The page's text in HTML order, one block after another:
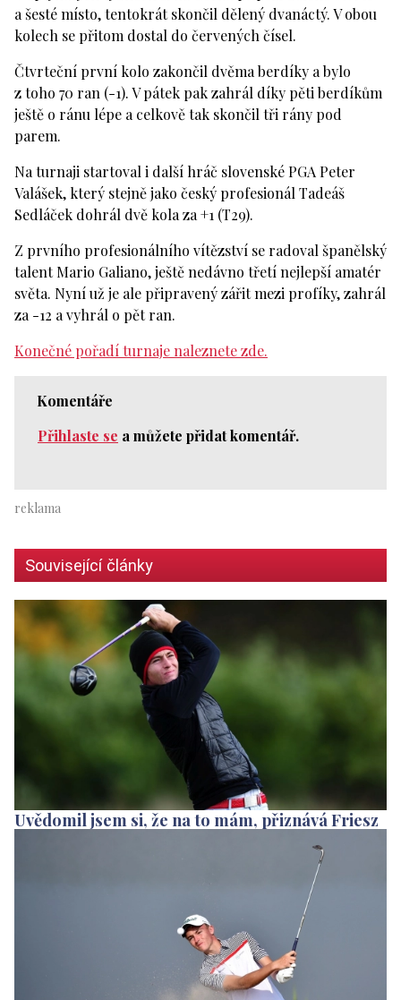
a šesté místo, tentokrát skončil dělený dvanáctý. V obou
kolech se přitom dostal do červených čísel.
Čtvrteční první kolo zakončil dvěma berdíky a bylo
z toho 70 ran (-1). V pátek pak zahrál díky pěti berdíkům
ještě o ránu lépe a celkově tak skončil tři rány pod
parem.
Na turnaji startoval i další hráč slovenské PGA Peter
Valášek, který stejně jako český profesionál Tadeáš
Sedláček dohrál dvě kola za +1 (T29).
Z prvního profesionálního vítězství se radoval španělský
talent Mario Galiano, ještě nedávno třetí nejlepší amatér
světa. Nyní už je ale připravený zářit mezi profíky, zahrál
za -12 a vyhrál o pět ran.
Konečné pořadí turnaje naleznete zde.
Komentáře
Přihlaste se a můžete přidat komentář.
Související články
Uvědomil jsem si, že na to mám, přiznává Friesz